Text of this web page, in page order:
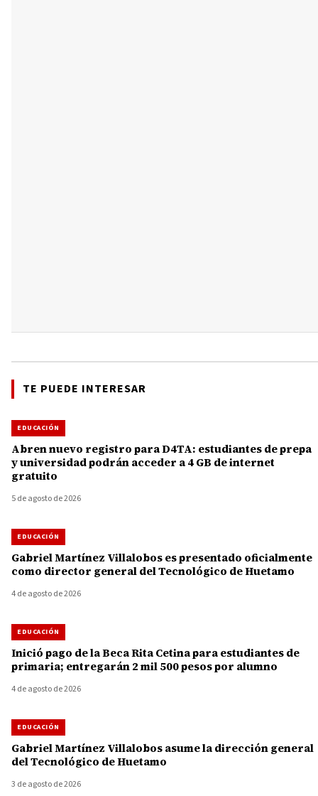
TE PUEDE INTERESAR
EDUCACIÓN
Abren nuevo registro para D4TA: estudiantes de prepa
y universidad podrán acceder a 4 GB de internet
gratuito
5 de agosto de 2026
EDUCACIÓN
Gabriel Martínez Villalobos es presentado oficialmente
como director general del Tecnológico de Huetamo
4 de agosto de 2026
EDUCACIÓN
Inició pago de la Beca Rita Cetina para estudiantes de
primaria; entregarán 2 mil 500 pesos por alumno
4 de agosto de 2026
EDUCACIÓN
Gabriel Martínez Villalobos asume la dirección general
del Tecnológico de Huetamo
3 de agosto de 2026